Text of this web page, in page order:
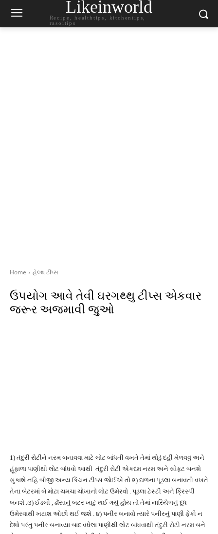
Likeinworld
Recipe, healthtips, kitchentips,
rasoitips
Home હેલ્થ ટીપ્સ
ઉપયોગ આવે તેવી ઘરગથ્થુ ટીપ્સ એકવાર
જરૂર અજમાવી જુઓ
1) તંદુરી રોટીને નરમ બનાવવા માટે લોટ બાંધતી વખતે તેમાં થોડું દહીં મેળવવું અને
હૂંફાળા પાણીથી લોટ બાંધવો આથી તંદુરી રોટી એકદમ નરમ અને સોફ્ટ બનશે
સુકાશે નહિ બીજી અન્ય કિચન ટીપ્સ જોઈએ તો ૨) દાળના પૂડલા બનાવતી વખતે
તેના બેટરમાં બે મોટા ચમચા ચોખાનો લોટ ઉમેરવો . પૂડલા ટેસ્ટી અને ક્રિસ્પી
બનશે .૩) ઈડલી , ઢોંસાનું બટર ખાટું થઈ ગયું હોય તો તેમાં નારિયેળનું દૂધ
ઉમેરવાથી ખટાશ ઓછી થઈ જશે . ૪) પનીર બનાવો ત્યારે પનીરનું પાણી ફેકી ન
દેશો પરંતુ પનીર બનાવ્યા બાદ વધેલા પાણીથી લોટ બાંધવાથી તંદુરી રોટી નરમ બને